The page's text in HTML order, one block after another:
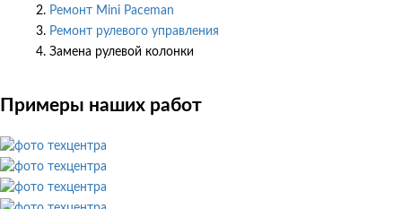
Ремонт Mini Paceman
Ремонт рулевого управления
Замена рулевой колонки
Примеры наших работ